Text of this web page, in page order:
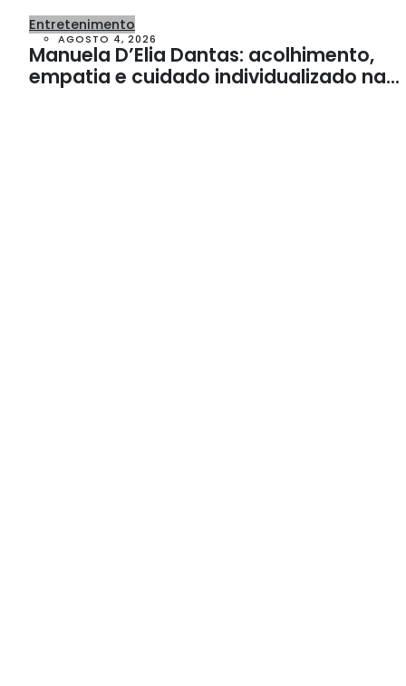
Entretenimento
AGOSTO 4, 2026
Manuela D’Elia Dantas: acolhimento,
empatia e cuidado individualizado na